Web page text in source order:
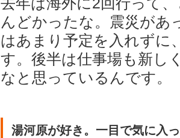
去年は海外に2回行って
んどかったな。震災が
はあまり予定を入れずに
す。後半は仕事場も新し
なと思っているんです。
湯河原が好き。一目で気に入